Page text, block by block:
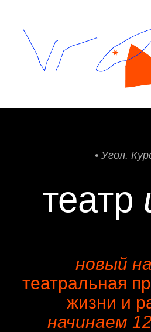
• Угол.
театр
новый
театральная
жизни и
начинаем